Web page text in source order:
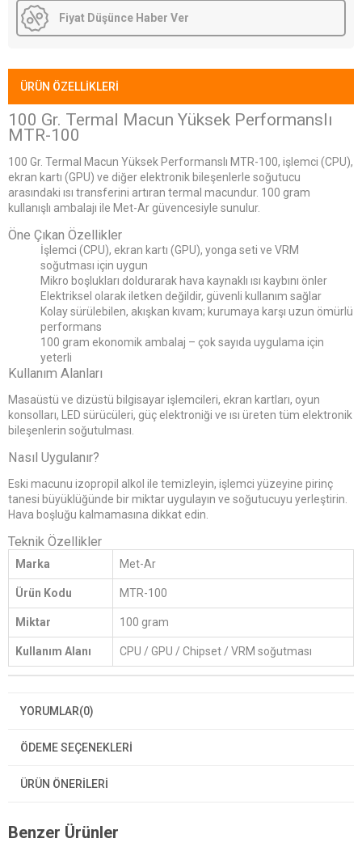
Fiyat Düşünce Haber Ver
ÜRÜN ÖZELLIKLERI
100 Gr. Termal Macun Yüksek Performanslı
MTR-100
100 Gr. Termal Macun Yüksek Performanslı MTR-100, işlemci (CPU),
ekran kartı (GPU) ve diğer elektronik bileşenlerle soğutucu
arasındaki ısı transferini artıran termal macundur. 100 gram
kullanışlı ambalajı ile Met-Ar güvencesiyle sunulur.
Öne Çıkan Özellikler
İşlemci (CPU), ekran kartı (GPU), yonga seti ve VRM
soğutması için uygun
Mikro boşlukları doldurarak hava kaynaklı ısı kaybını önler
Elektriksel olarak iletken değildir, güvenli kullanım sağlar
Kolay sürülebilen, akışkan kıvam; kurumaya karşı uzun ömürlü
performans
100 gram ekonomik ambalaj – çok sayıda uygulama için
yeterli
Kullanım Alanları
Masaüstü ve dizüstü bilgisayar işlemcileri, ekran kartları, oyun
konsolları, LED sürücüleri, güç elektroniği ve ısı üreten tüm elektronik
bileşenlerin soğutulması.
Nasıl Uygulanır?
Eski macunu izopropil alkol ile temizleyin, işlemci yüzeyine pirinç
tanesi büyüklüğünde bir miktar uygulayın ve soğutucuyu yerleştirin.
Hava boşluğu kalmamasına dikkat edin.
Teknik Özellikler
Marka Met-Ar
Ürün Kodu MTR-100
Miktar 100 gram
Kullanım Alanı CPU / GPU / Chipset / VRM soğutması
YORUMLAR(0)
ÖDEME SEÇENEKLERI
ÜRÜN ÖNERILERI
Benzer Ürünler